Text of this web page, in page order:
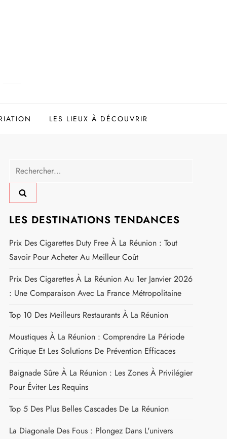
Rechercher :
LES DESTINATIONS TENDANCES
Prix Des Cigarettes Duty Free À La Réunion : Tout
Savoir Pour Acheter Au Meilleur Coût
Prix Des Cigarettes À La Réunion Au 1er Janvier 2026